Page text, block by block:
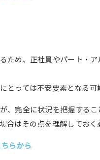
ため、正社員やパート・
っては不安要素となる可
完全に状況を把握するこ
はその点を理解しておく
らから